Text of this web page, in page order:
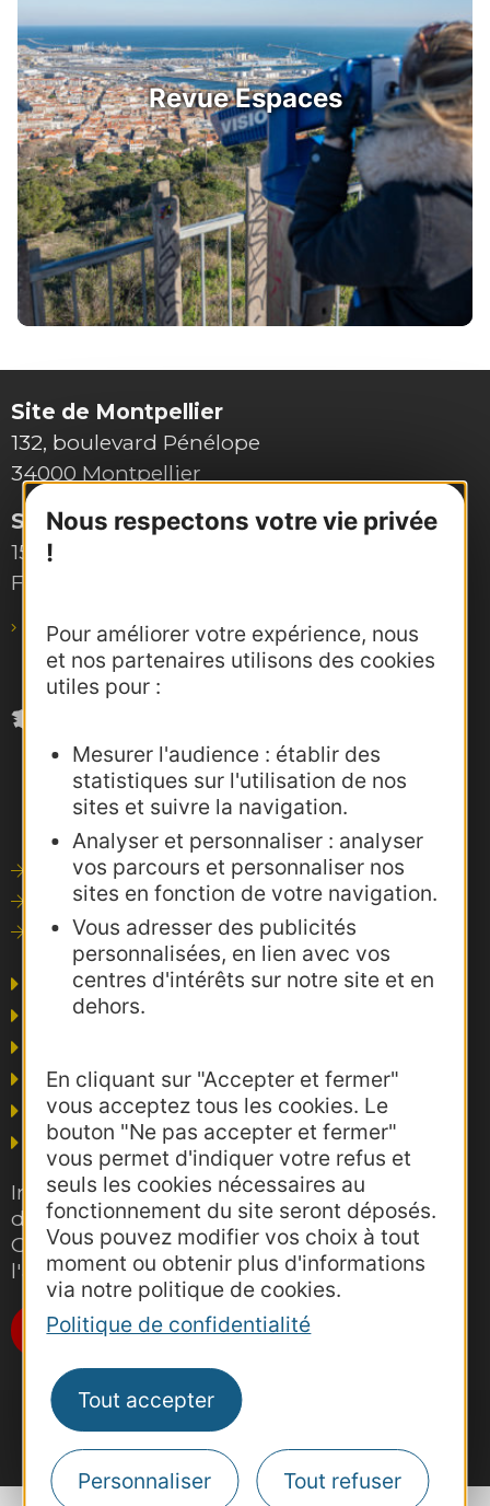
Nous respectons votre vie privée
!
Pour améliorer votre expérience, nous
et nos partenaires utilisons des cookies
utiles pour :
Mesurer l'audience : établir des
statistiques sur l'utilisation de nos
sites et suivre la navigation.
Analyser et personnaliser : analyser
vos parcours et personnaliser nos
sites en fonction de votre navigation.
Vous adresser des publicités
personnalisées, en lien avec vos
centres d'intérêts sur notre site et en
dehors.
En cliquant sur "Accepter et fermer"
vous acceptez tous les cookies. Le
bouton "Ne pas accepter et fermer"
vous permet d'indiquer votre refus et
seuls les cookies nécessaires au
fonctionnement du site seront déposés.
Vous pouvez modifier vos choix à tout
moment ou obtenir plus d'informations
via notre politique de cookies.
Politique de confidentialité
Tout accepter
Personnaliser Tout refuser
Revue Espaces
Site de Montpellier
132, boulevard Pénélope
34000 Montpellier
Site de Toulouse
15, rue Rivals – CS 78543
F-31685 Toulouse Cedex 6
pro@agence-adocc.com
Outils de communication
Photothèque
Consultations
Agence AD'OCC
Presse et influence
Business/Mice
Thermalisme
Grand public
Inscrivez-vous gratuitement à la lettre
d'information pro de la destination
Occitanie pour suivre nos actions et
l'actualité du tourisme dans la région
Je m'abonne